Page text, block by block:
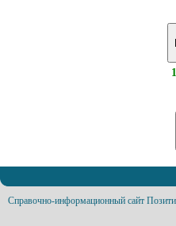
1
Справочно-информационный сайт